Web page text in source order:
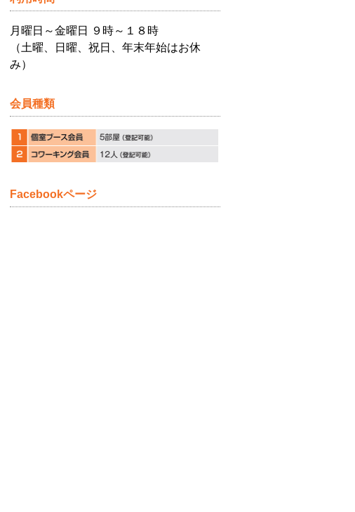
月曜日～金曜日 ９時～１８時
（土曜、日曜、祝日、年末年始はお休
み）
会員種類
Facebookページ